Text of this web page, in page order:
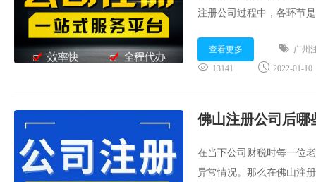
注册公司过程中，各环节
享：...
查看更多
广州
13141
2022-01-10
佛山注册公司后哪
在当下公司财税时每一位
异常情况。那么在佛山注